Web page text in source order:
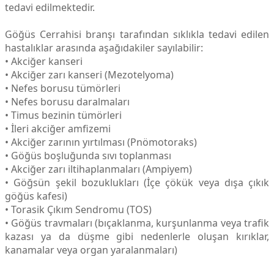
tedavi edilmektedir.
Göğüs Cerrahisi branşı tarafından sıklıkla tedavi edilen
hastalıklar arasında aşağıdakiler sayılabilir:
• Akciğer kanseri
• Akciğer zarı kanseri (Mezotelyoma)
• Nefes borusu tümörleri
• Nefes borusu daralmaları
• Timus bezinin tümörleri
• İleri akciğer amfizemi
• Akciğer zarının yırtılması (Pnömotoraks)
• Göğüs boşluğunda sıvı toplanması
• Akciğer zarı iltihaplanmaları (Ampiyem)
• Göğsün şekil bozuklukları (İçe çökük veya dışa çıkık
göğüs kafesi)
• Torasik Çıkım Sendromu (TOS)
• Göğüs travmaları (bıçaklanma, kurşunlanma veya trafik
kazası ya da düşme gibi nedenlerle oluşan kırıklar,
kanamalar veya organ yaralanmaları)